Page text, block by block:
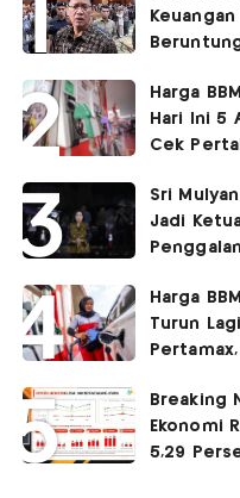
Harga
Hari Ini 5
Cek
Turun
Sri
Jadi
Harga
Turun
Agustus
Breaking
Ekonomi
5,29